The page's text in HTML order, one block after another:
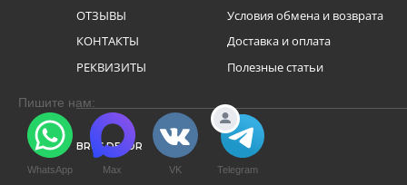
ОТЗЫВЫ
КОНТАКТЫ
РЕКВИЗИТЫ
Условия обмена и возврата
Доставка и оплата
Полезные статьи
BRUS DECOR
Пишите нам:
WhatsApp Max VK Telegram